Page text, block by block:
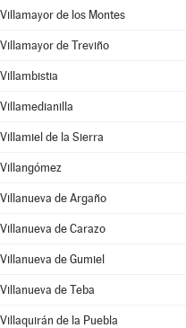
Villamayor de los Montes
Villamayor de Treviño
Villambistia
Villamedianilla
Villamiel de la Sierra
Villangómez
Villanueva de Argaño
Villanueva de Carazo
Villanueva de Gumiel
Villanueva de Teba
Villaquirán de la Puebla